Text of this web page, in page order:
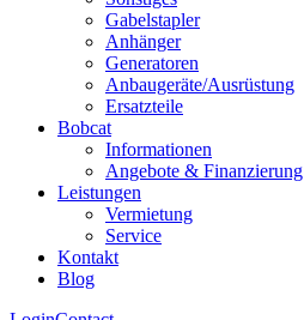
Gabelstapler
Anhänger
Generatoren
Anbaugeräte/Ausrüstung
Ersatzteile
Bobcat
Informationen
Angebote & Finanzierung
Leistungen
Vermietung
Service
Kontakt
Blog